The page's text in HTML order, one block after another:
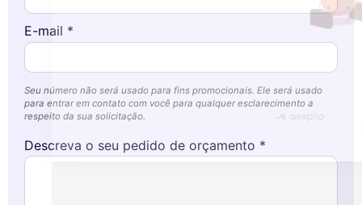
Consentimentos certificados por
Nunca! Deixe-me ver Ok para mim
E-mail *
Seu número não será usado para fins promocionais. Ele será usado
para entrar em contato com você para qualquer esclarecimento a
respeito da sua solicitação.
Descreva o seu pedido de orçamento *